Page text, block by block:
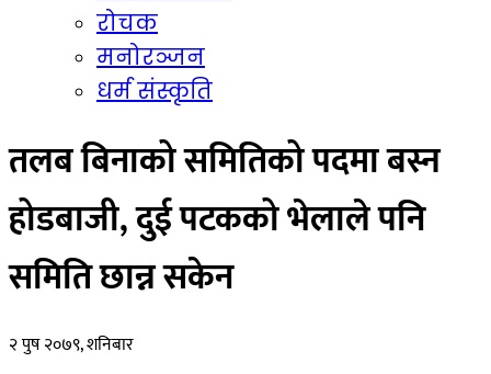
रोचक
मनोरञ्जन
धर्म संस्कृति
तलब बिनाको समितिको पदमा बस्न
होडबाजी, दुई पटकको भेलाले पनि
समिति छान्न सकेन
२ पुष २०७९, शनिबार